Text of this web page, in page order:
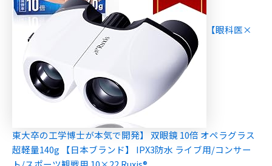
【眼科医×
東大卒の工学博士が本気で開発】 双眼鏡 10倍 オペラグラス
超軽量140g 【日本ブランド】 IPX3防水 ライブ用/コンサー